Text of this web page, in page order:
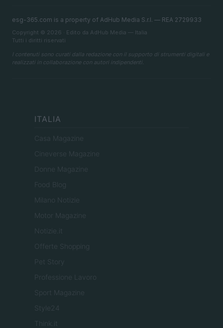
esg-365.com is a property of AdHub Media S.r.l. — REA 2729933
Copyright © 2026 · Edito da AdHub Media — Italia
Tutti i diritti riservati
I contenuti sono curati dalla redazione con il supporto di strumenti digitali e
realizzati in collaborazione con autori indipendenti.
ITALIA
Casa Magazine
Cineverse Magazine
Donne Magazine
Food Blog
Milano Notizie
Motor Magazine
Notizie.it
Offerte Shopping
Pet Story
Professione Lavoro
Sport Magazine
Style24
Think.it